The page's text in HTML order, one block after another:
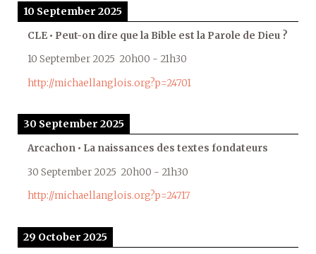
10 September 2025
CLE • Peut-on dire que la Bible est la Parole de Dieu ?
10 September 2025 20h00 - 21h30
http://michaellanglois.org?p=24701
30 September 2025
Arcachon • La naissances des textes fondateurs
30 September 2025 20h00 - 21h30
http://michaellanglois.org?p=24717
29 October 2025